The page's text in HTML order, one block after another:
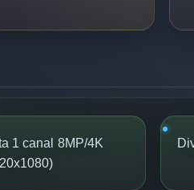
1 canal 8MP/4K